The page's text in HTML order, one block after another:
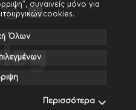
συναινείς μόνο για
cookies.
Όλων
Περισσότερα